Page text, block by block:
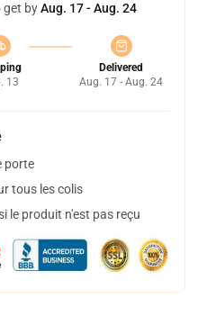
get byAug. 17 - Aug. 24
13
Delivered
Aug. 17 - Aug. 24
porte
tous les colis
le produit n'est pas reçu